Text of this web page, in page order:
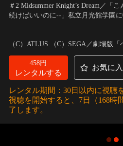
＃2 Midsummer Knight’s Dream／「
続けばいいのに--」私立月光館学園
部へと引き入れられる。最初は流さ
ったが、「影時間」の謎を…。
彦） 他
（C）ATLUS （C）SEGA／劇場版
458円
レンタルする
お気に
レンタル期間：30日以内に視聴
視聴を開始すると、7日（168時
了します。